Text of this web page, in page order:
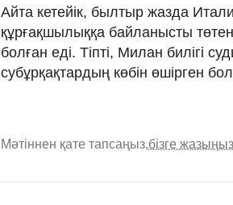
Айта кетейік, былтыр жазда
құрғақшылыққа байланысты
болған еді. Тіпті, Милан билігі
субұрқақтардың көбін өшірген
Мәтіннен қате тапсаңыз,бізге жазыңыз